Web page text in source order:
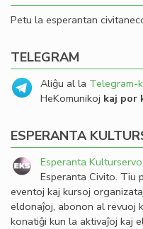
Petu la esperantan
TELEGRAM
Aliĝu al la Telegram-
HeKomunikoj kaj por
ESPERANTA
Esperanta Kulturservo
Esperanta Civito. Tiu
eventoj kaj kursoj
eldonaĵoj, abonon al revuoj
konatiĝi kun la aktivaĵoj kaj